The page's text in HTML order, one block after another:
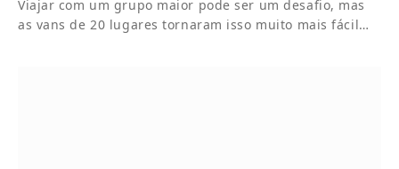
Viajar com um grupo maior pode ser um desafio, mas
as vans de 20 lugares tornaram isso muito mais fácil…